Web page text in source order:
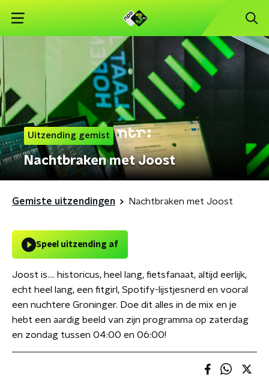
Uitzending gemist
Nachtbraken met Joost
Gemiste uitzendingen Nachtbraken met Joost
Speel uitzending af
Joost is…. historicus, heel lang, fietsfanaat, altijd eerlijk,
echt heel lang, een fitgirl, Spotify-lijstjesnerd en vooral
een nuchtere Groninger. Doe dit alles in de mix en je
hebt een aardig beeld van zijn programma op zaterdag
en zondag tussen 04:00 en 06:00!